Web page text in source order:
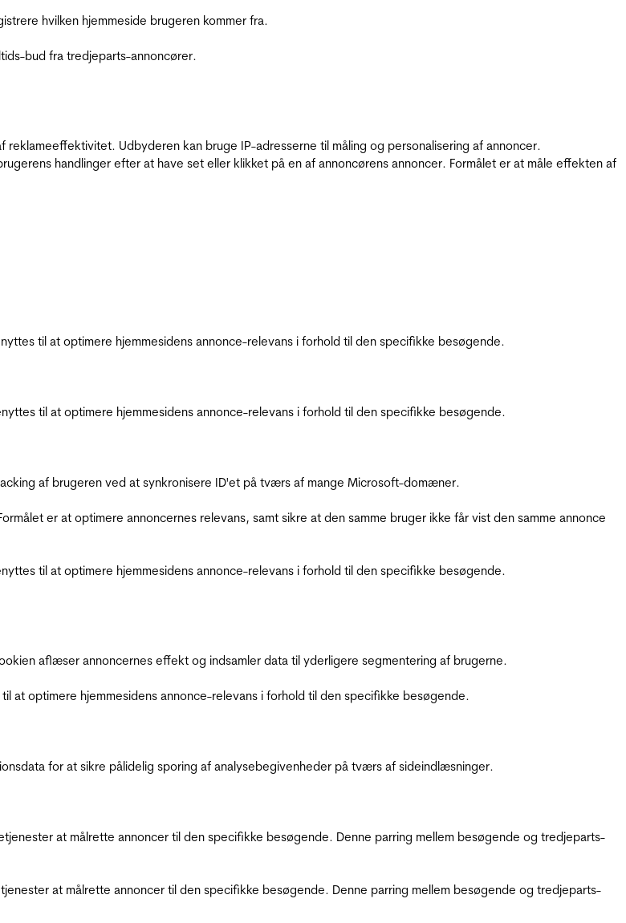
hvilken hjemmeside brugeren kommer fra.
bud fra tredjeparts-annoncører.
Udbyderen kan bruge IP-adresserne til måling og personalisering af annoncer.
handlinger efter at have set eller klikket på en af annoncørens annoncer. Formålet er at måle effekten af
til at optimere hjemmesidens annonce-relevans i forhold til den specifikke besøgende.
til at optimere hjemmesidens annonce-relevans i forhold til den specifikke besøgende.
af brugeren ved at synkronisere ID'et på tværs af mange Microsoft-domæner.
er at optimere annoncernes relevans, samt sikre at den samme bruger ikke får vist den samme annonce
til at optimere hjemmesidens annonce-relevans i forhold til den specifikke besøgende.
aflæser annoncernes effekt og indsamler data til yderligere segmentering af brugerne.
optimere hjemmesidens annonce-relevans i forhold til den specifikke besøgende.
for at sikre pålidelig sporing af analysebegivenheder på tværs af sideindlæsninger.
at målrette annoncer til den specifikke besøgende. Denne parring mellem besøgende og tredjeparts-
at målrette annoncer til den specifikke besøgende. Denne parring mellem besøgende og tredjeparts-